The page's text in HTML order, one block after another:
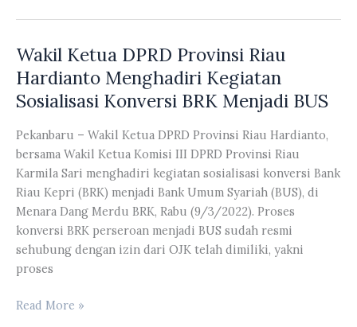
Kunjungan
Kerja
II
DPRD
Kabupaten
Inhu
Terkait
LKPJ
Wakil Ketua DPRD Provinsi Riau
Hardianto Menghadiri Kegiatan
Sosialisasi Konversi BRK Menjadi BUS
Pekanbaru – Wakil Ketua DPRD Provinsi Riau Hardianto,
bersama Wakil Ketua Komisi III DPRD Provinsi Riau
Karmila Sari menghadiri kegiatan sosialisasi konversi Bank
Riau Kepri (BRK) menjadi Bank Umum Syariah (BUS), di
Menara Dang Merdu BRK, Rabu (9/3/2022). Proses
konversi BRK perseroan menjadi BUS sudah resmi
sehubung dengan izin dari OJK telah dimiliki, yakni
proses
Wakil
Read More »